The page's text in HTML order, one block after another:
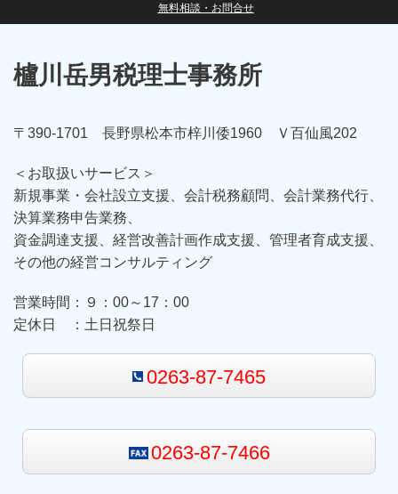
無料相談・お問合せ
櫨川岳男税理士事務所
〒390-1701 長野県松本市梓川倭1960 Ｖ百仙風202
＜お取扱いサービス＞
新規事業・会社設立支援、会計税務顧問、会計業務代行、
決算業務申告業務、
資金調達支援、経営改善計画作成支援、管理者育成支援、
その他の経営コンサルティング
営業時間：９：00～17：00
定休日 ：土日祝祭日
0263-87-7465
0263-87-7466